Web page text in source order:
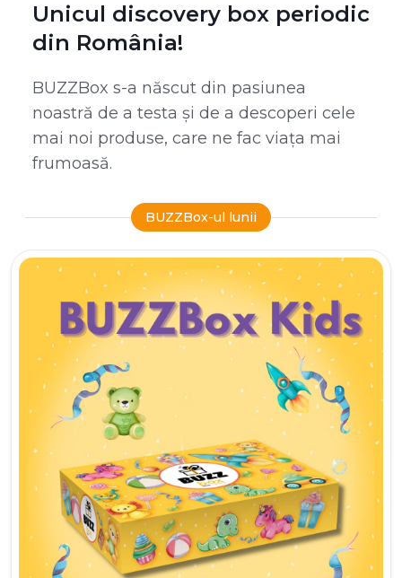
Unicul discovery box periodic
din România!
BUZZBox s-a născut din pasiunea
noastră de a testa și de a descoperi cele
mai noi produse, care ne fac viața mai
frumoasă.
BUZZBox-ul lunii